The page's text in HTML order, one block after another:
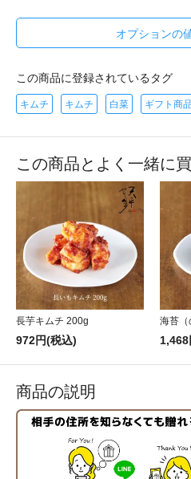
オプションの
この商品に登録されているタグ
キムチ キムチ 白菜 ギフト商
この商品とよく一緒に
長芋キムチ 200g
972円(税込)
海苔（
1,468
商品の説明